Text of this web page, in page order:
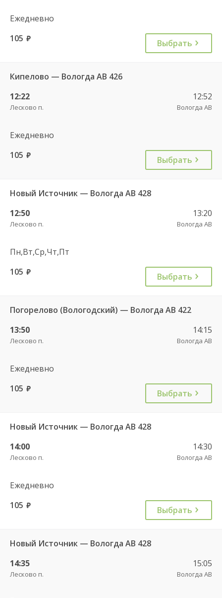
Ежедневно
105 руб. Выбрать
Кипелово — Вологда АВ 426
12:22
Лесково п.
12:52
Вологда АВ
Ежедневно
105 руб. Выбрать
Новый Источник — Вологда АВ 428
12:50
Лесково п.
13:20
Вологда АВ
Пн,Вт,Ср,Чт,Пт
105 руб. Выбрать
Погорелово (Вологодский) — Вологда АВ 422
13:50
Лесково п.
14:15
Вологда АВ
Ежедневно
105 руб. Выбрать
Новый Источник — Вологда АВ 428
14:00
Лесково п.
14:30
Вологда АВ
Ежедневно
105 руб. Выбрать
Новый Источник — Вологда АВ 428
14:35
Лесково п.
15:05
Вологда АВ